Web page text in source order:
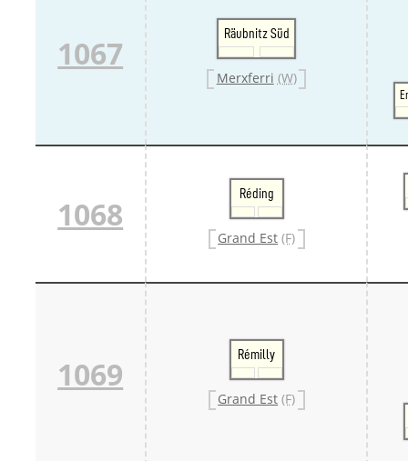
1067
Räubnitz Süd
Merxferri (W)
1068
Réding
Grand Est (F)
1069
Rémilly
Grand Est (F)